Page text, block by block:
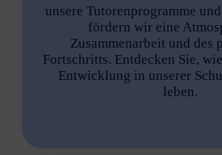
unsere Tutorenprogramme
fördern wir eine
Zusammenarbeit und des
Fortschritts. Entdecken Sie,
Entwicklung in unserer
leben.